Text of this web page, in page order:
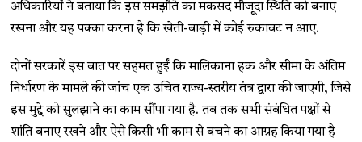
अधिकारियों ने बताया कि इस समझौते का मकसद मौजूदा स्थिति को बनाए
रखना और यह पक्का करना है कि खेती-बाड़ी में कोई रुकावट न आए.
दोनों सरकारें इस बात पर सहमत हुईं कि मालिकाना हक और सीमा के अंतिम
निर्धारण के मामले की जांच एक उचित राज्य-स्तरीय तंत्र द्वारा की जाएगी, जिसे
इस मुद्दे को सुलझाने का काम सौंपा गया है. तब तक सभी संबंधित पक्षों से
शांति बनाए रखने और ऐसे किसी भी काम से बचने का आग्रह किया गया है